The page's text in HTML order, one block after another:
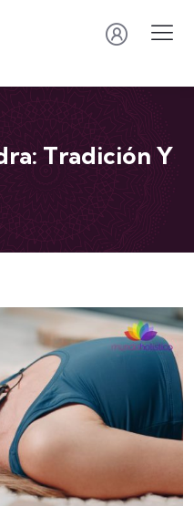
Tradición Y